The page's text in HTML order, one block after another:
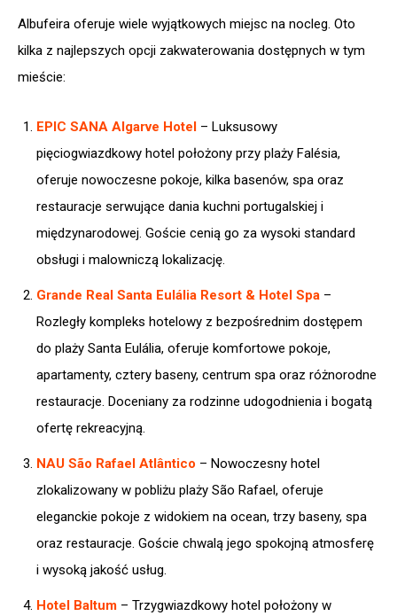
Albufeira oferuje wiele wyjątkowych miejsc na nocleg. Oto
kilka z najlepszych opcji zakwaterowania dostępnych w tym
mieście:
EPIC SANA Algarve Hotel – Luksusowy
pięciogwiazdkowy hotel położony przy plaży Falésia,
oferuje nowoczesne pokoje, kilka basenów, spa oraz
restauracje serwujące dania kuchni portugalskiej i
międzynarodowej. Goście cenią go za wysoki standard
obsługi i malowniczą lokalizację.​
Grande Real Santa Eulália Resort & Hotel Spa –
Rozległy kompleks hotelowy z bezpośrednim dostępem
do plaży Santa Eulália, oferuje komfortowe pokoje,
apartamenty, cztery baseny, centrum spa oraz różnorodne
restauracje. Doceniany za rodzinne udogodnienia i bogatą
ofertę rekreacyjną.​
NAU São Rafael Atlântico – Nowoczesny hotel
zlokalizowany w pobliżu plaży São Rafael, oferuje
eleganckie pokoje z widokiem na ocean, trzy baseny, spa
oraz restauracje. Goście chwalą jego spokojną atmosferę
i wysoką jakość usług.​
Hotel Baltum – Trzygwiazdkowy hotel położony w